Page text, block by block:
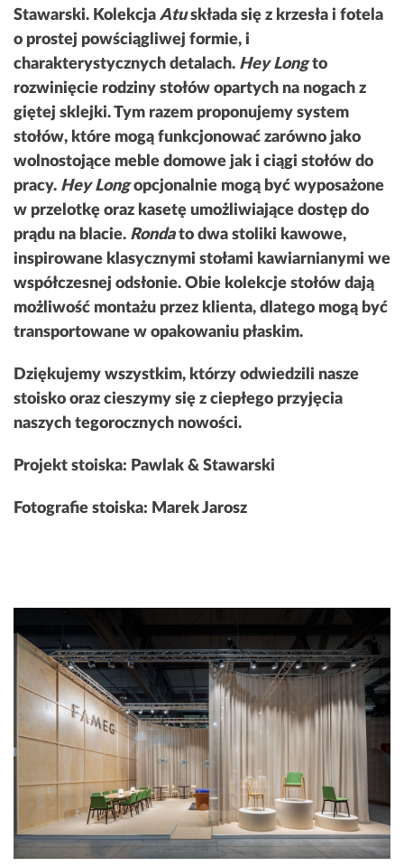
Stawarski. Kolekcja Atuskłada się z krzesła i fotela
o prostej powściągliwej formie, i
charakterystycznych detalach. Hey Longto
rozwinięcie rodziny stołów opartych na nogach z
giętej sklejki. Tym razem proponujemy system
stołów, które mogą funkcjonować zarówno jako
wolnostojące meble domowe jak i ciągi stołów do
pracy. Hey Longopcjonalnie mogą być wyposażone
w przelotkę oraz kasetę umożliwiające dostęp do
prądu na blacie. Rondato dwa stoliki kawowe,
inspirowane klasycznymi stołami kawiarnianymi we
współczesnej odsłonie. Obie kolekcje stołów dają
możliwość montażu przez klienta, dlatego mogą być
transportowane w opakowaniu płaskim.
Dziękujemy wszystkim, którzy odwiedzili nasze
stoisko oraz cieszymy się z ciepłego przyjęcia
naszych tegorocznych nowości.
Projekt stoiska: Pawlak & Stawarski
Fotografie stoiska: Marek Jarosz